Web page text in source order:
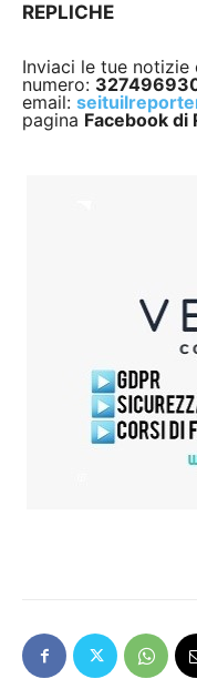
REPLICHE
Inviaci le tue notizie
numero:
email:
pagina Facebook di